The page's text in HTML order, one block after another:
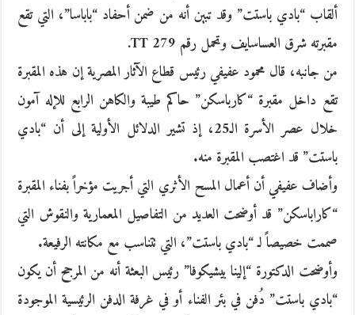
ألقاب “بادي باستت” وقد تبين أنه من ضمن أحفاد “باباسا”، التي تقع
مقبرته شرق العساسايف وتحمل رقم TT 279.
من جانبه، قال محمود عفيفي رئيس قطاع الآثار المصرية إن هذه المقبرة
تقع داخل مقبرة “كارباسكن” حاكم طيبة والكاهن الرابع للإله آمون
خلال عصر الأسرة الـ25، إذ تشير الدلائل الأولية إلى أن “بادي
باستت” قد اغتصب المقبرة منه.
وأضاف عفيفي أن أعمال المسح الأثري التي أجريت مؤخراً بفناء المقبرة
“كاراباسكن” قد أوضحت العديد من التفاصيل المعمارية والنقوش التي
صممت خصيصاً لـ “بادي باستت”، التي تتناسب مع مكانته الرفيعة.
وأوضحت الدكتورة “إلينا بيشيكوفا” رئيس البعثة أنه من المرجح أن يكون
“بادي باستت” دُفن في بئر الفناء أو في غرفة الدفن الرئيسية الموجودة